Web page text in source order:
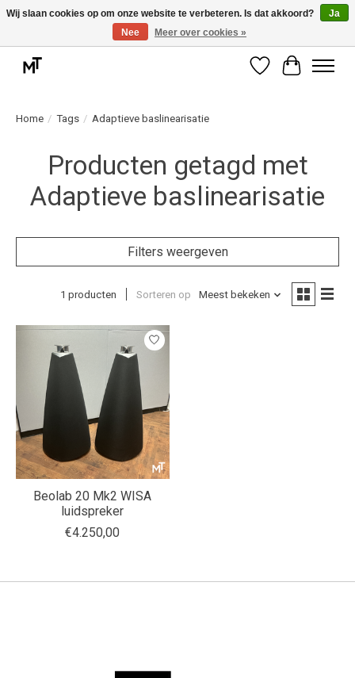
Deskundige installatie of montage nodig? Vraag ons naar de mogelijkheden.
Verlanglijst
Home / Tags / Adaptieve baslinearisatie
Producten getagd met
Adaptieve baslinearisatie
Filters weergeven
1 producten Sorteren op Meest bekeken
Beolab 20 Mk2 WISA
luidspreker
€4.250,00
Wij slaan cookies op om onze website te verbeteren. Is dat akkoord?
Ja
Nee
Meer over cookies »